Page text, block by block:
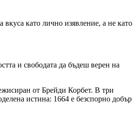
като лично изявление, а не като
и свободата да бъдеш верен на
от Брейди Корбет. В три
истина: 1664 е безспорно добър